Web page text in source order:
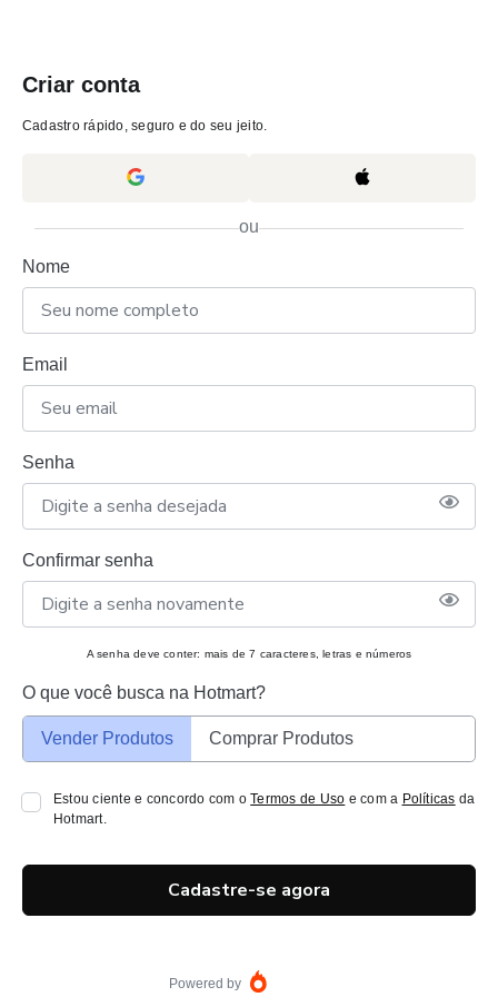
Criar conta
Cadastro rápido, seguro e do seu jeito.
ou
Nome
Email
Senha
Confirmar senha
A senha deve conter: mais de 7 caracteres, letras e números
O que você busca na Hotmart?
Vender Produtos Comprar Produtos
Estou ciente e concordo com oTermos de Uso e com a Políticas da
Hotmart.
Cadastre-se agora
Powered by